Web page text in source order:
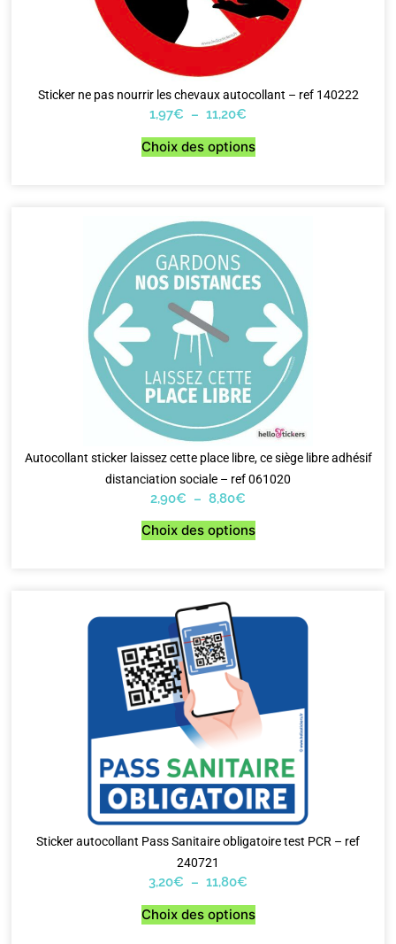
Sticker ne pas nourrir les chevaux autocollant – ref 140222
1,97€ – 11,20€
Choix des options
Autocollant sticker laissez cette place libre, ce siège libre adhésif
distanciation sociale – ref 061020
2,90€ – 8,80€
Choix des options
Sticker autocollant Pass Sanitaire obligatoire test PCR – ref
240721
3,20€ – 11,80€
Choix des options